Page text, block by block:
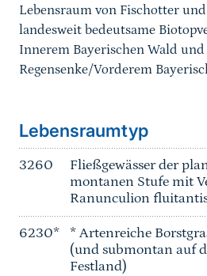
Lebensraum von Fischotter
landesweit bedeutsame
Innerem Bayerischen Wald und
Regensenke/Vorderem
Lebensraumtyp
3260
Fließgewässer der
montanen Stufe mit
Ranunculion
6230*
* Artenreiche
(und submontan auf
Festland)